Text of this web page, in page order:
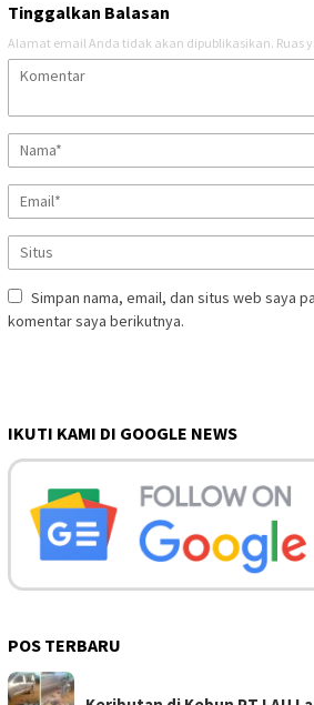
Tinggalkan Balasan
Alamat email Anda tidak akan dipublikasikan. Ruas
Simpan nama, email, dan situs web saya
komentar saya berikutnya.
IKUTI KAMI DI GOOGLE NEWS
POS TERBARU